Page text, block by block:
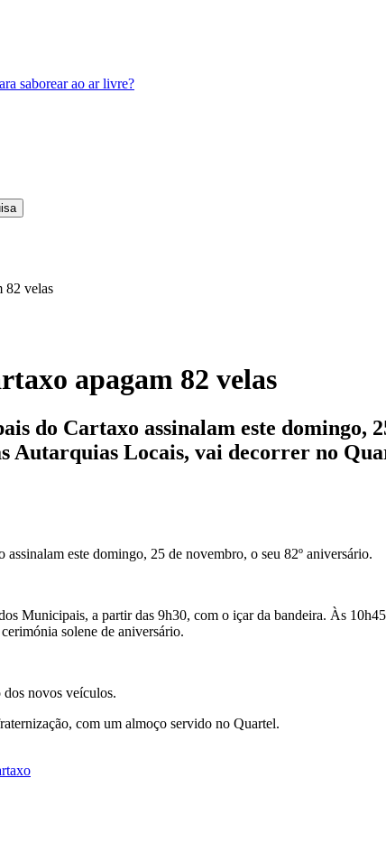
saborear ao ar livre?
82 velas
apagam 82 velas
do Cartaxo assinalam este domingo,
Autarquias Locais, vai decorrer no
este domingo, 25 de novembro, o seu 82º aniversário.
Municipais, a partir das 9h30, com o içar da bandeira. Às
solene de aniversário.
dos novos veículos.
com um almoço servido no Quartel.